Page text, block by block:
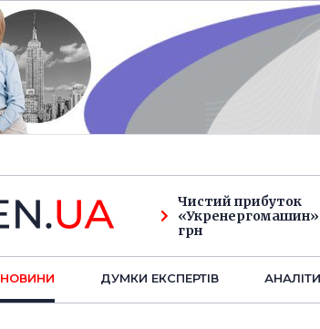
Чистий прибуток
«Укренергомашин»
грн
НОВИНИ ДУМКИ ЕКСПЕРТIВ